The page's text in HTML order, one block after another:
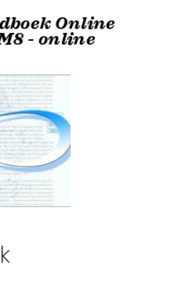
Online
- online